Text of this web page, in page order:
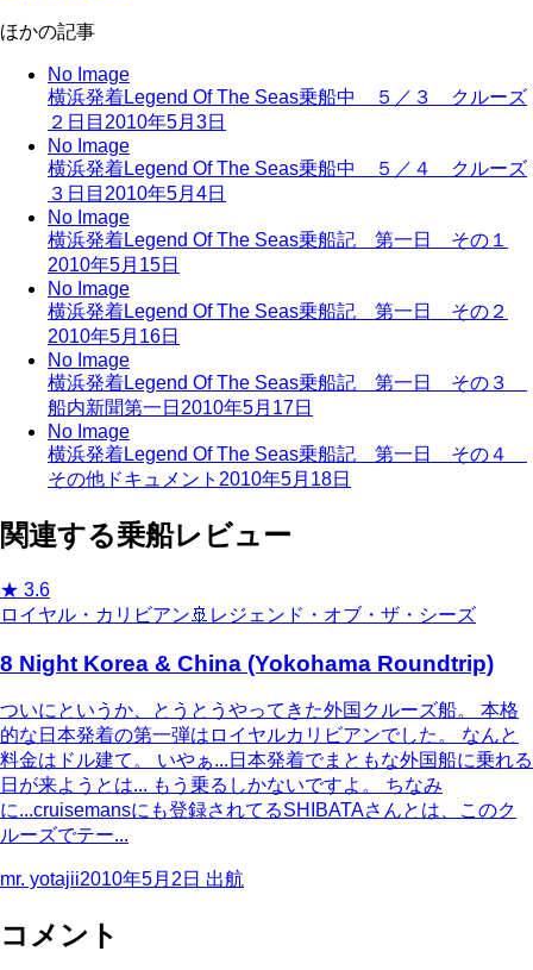
ほかの記事
No Image
横浜発着Legend Of The Seas乗船中 ５／３ クルーズ
２日目 2010年5月3日
No Image
横浜発着Legend Of The Seas乗船中 ５／４ クルーズ
３日目 2010年5月4日
No Image
横浜発着Legend Of The Seas乗船記 第一日 その１
2010年5月15日
No Image
横浜発着Legend Of The Seas乗船記 第一日 その２
2010年5月16日
No Image
横浜発着Legend Of The Seas乗船記 第一日 その３
船内新聞第一日 2010年5月17日
No Image
横浜発着Legend Of The Seas乗船記 第一日 その４
その他ドキュメント 2010年5月18日
関連する乗船レビュー
★ 3.6
ロイヤル・カリビアン 🚢 レジェンド・オブ・ザ・シーズ
8 Night Korea & China (Yokohama Roundtrip)
ついにというか、とうとうやってきた外国クルーズ船。 本格
的な日本発着の第一弾はロイヤルカリビアンでした。 なんと
料金はドル建て。 いやぁ...日本発着でまともな外国船に乗れる
日が来ようとは... もう乗るしかないですよ。 ちなみ
に...cruisemansにも登録されてるSHIBATAさんとは、このク
ルーズでテー...
mr. yotajii2010年5月2日 出航
コメント